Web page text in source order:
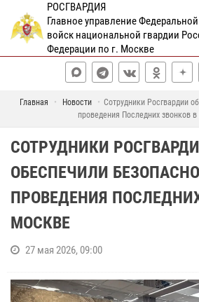
РОСГВАРДИЯ
Главное управление
войск национальной гвардии
Федерации по г. Москве
Главная Новости
Сотрудники Росгвардии
проведения Последних звонков
СОТРУДНИКИ
ОБЕСПЕЧИЛИ
ПРОВЕДЕНИЯ
МОСКВЕ
27 мая 2026, 09:00